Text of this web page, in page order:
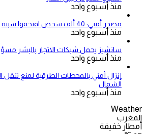
منذ أسبوع واحد
مصدر أمني: 40 ألف شخص اقتحموا سبتة
منذ أسبوع واحد
سانشيز يحمل شبكات الاتجار بالبشر
منذ أسبوع واحد
إنزال أمني بالمحطات الطرقية لمنع
الشمال
منذ أسبوع واحد
Weather
المغرب
أمطار خفيفة